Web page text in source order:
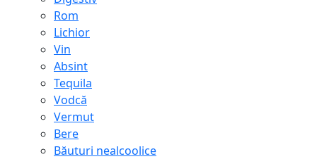
Rom
Lichior
Vin
Absint
Tequila
Vodcă
Vermut
Bere
Băuturi nealcoolice